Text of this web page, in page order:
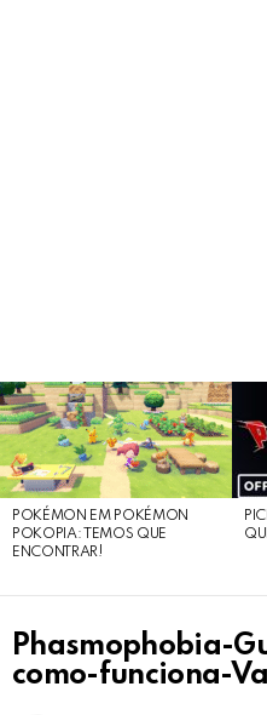
LATEST
STORIES
POKÉMON EM POKÉMON
POKOPIA: TEMOS QUE
ENCONTRAR!
Phasmophobia-
como-funciona-